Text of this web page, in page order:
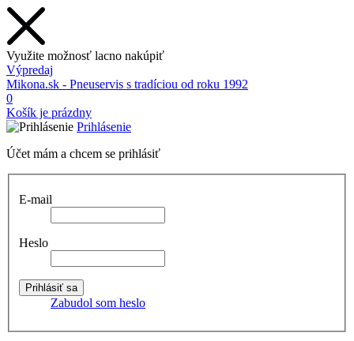
Využite možnosť lacno nakúpiť
Výpredaj
Mikona.sk - Pneuservis s tradíciou od roku 1992
0
Košík je prázdny
Prihlásenie
Účet mám a chcem se prihlásiť
E-mail
Heslo
Zabudol som heslo